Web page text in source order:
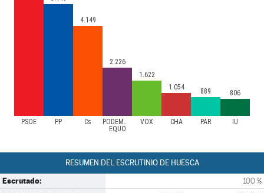
PSOE PP Cs
PODEMOS-
EQUO
VOX CHA PAR IU
4.149
2.226
1.622
1.054
889 806
RESUMEN DEL ESCRUTINIO DE HUESCA
Escrutado: 100 %